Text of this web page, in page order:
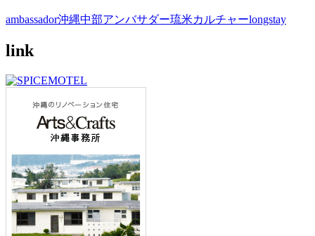
ambassador沖縄中部アンバサダー琉米カルチャーlongstay
link